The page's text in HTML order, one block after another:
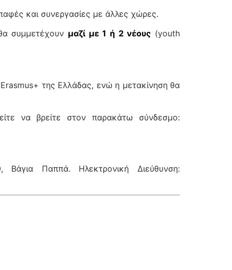
και συνεργασίες με άλλες χώρες.
συμμετέχουν μαζί με 1 ή 2 νέους (youth
της Ελλάδας, ενώ η μετακίνηση θα
να βρείτε στον παρακάτω σύνδεσμο:
Βάγια Παππά. Ηλεκτρονική Διεύθυνση: